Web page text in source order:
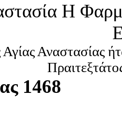
Η
Αναστασίας
1468